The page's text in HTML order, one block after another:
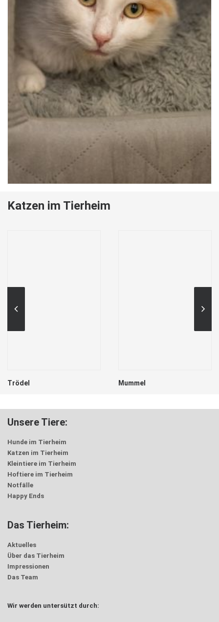
Katzen im Tierheim
Trödel Mummel
Unsere Tiere:
Hunde im Tierheim
Katzen im Tierheim
Kleintiere im Tierheim
Hoftiere im Tierheim
Notfälle
Happy Ends
Das Tierheim:
Aktuelles
Über das Tierheim
Impressionen
Das Team
Wir werden untersützt durch: